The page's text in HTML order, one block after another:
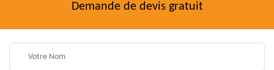
Demande de devis gratuit